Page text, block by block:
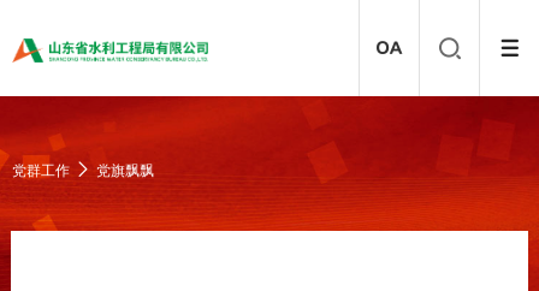
党群工作 党旗飘飘